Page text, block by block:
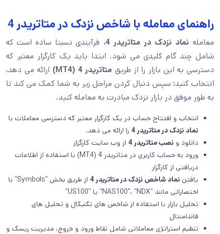
راهنمای معامله با شاخص نزدک در متاتریدر 4
معامله نماد نزدک در متاتریدر 4،
فرآیندی نسبتا ساده است که
شامل چند گام کلیدی می شود. ابتدا باید یک کارگزار معتبر که
دسترسی به این بازار را از طریق متاتریدر 4 (MT4)
ارائه می دهد،
انتخاب کنید؛ سپس دنبال کردن مراحل زیر به شما کمک می کند تا
به طور موفق در بازار نزدک مبادرت به معامله کنید.
انتخاب و افتتاح حساب در یک کارگزار معتبر که دسترسی معاملات با
نماد نزدک در متاتریدر 4
را ارائه می دهد.
دانلود و نصب متاتریدر 4
از وب سایت کارگزار
ورود به حساب کاربری در متاتریدر 4 (MT4) با استفاده از اطلاعات
دریافتی از کارگزار
یافتن نماد شاخص نزدک در متاتریدر 4
از طریق بخش “Symbols” با
اختصاراتی مانند “NAS100″، “NDX” یا “US100”
تحلیل بازار با استفاده از شاخص های تکنیکال و تحلیل های
فاندامنتال
تنظیم استراتژی معاملاتی شامل نقاط ورود و خروج، مدیریت ریسک و